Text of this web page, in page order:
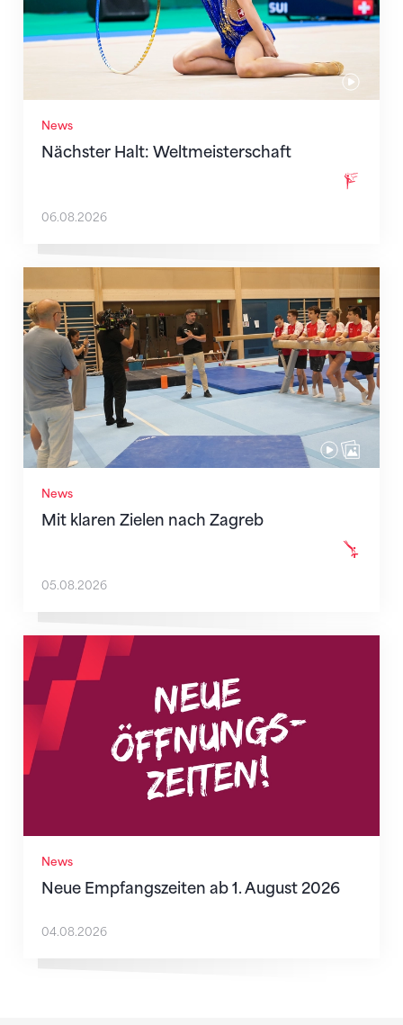
News
Nächster Halt: Weltmeisterschaft
06.08.2026
News
Mit klaren Zielen nach Zagreb
Mit klaren Zielen nach Zagreb
05.08.2026
News
Neue Empfangszeiten ab 1. August 2026
Neue Empfangszeiten ab 1. August 2026
04.08.2026